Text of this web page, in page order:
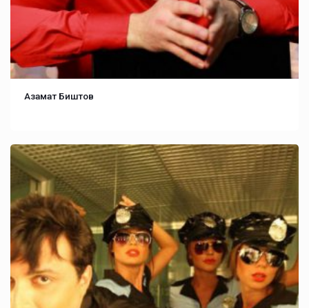
Азамат Биштов